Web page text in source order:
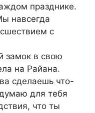
празднике.
навсегда
с
замок в свою
на Райана.
сделаешь что-
для тебя
что ты